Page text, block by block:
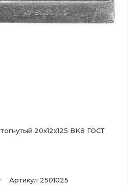
20х12х125 ВК8 ГОСТ
Артикул 2501025